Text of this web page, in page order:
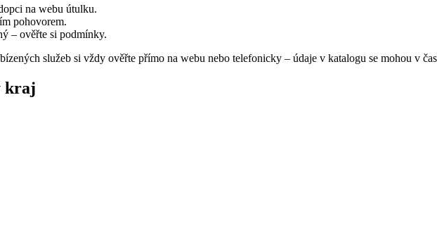
na webu útulku.
pohovorem.
– ověřte si podmínky.
služeb si vždy ověřte přímo na webu nebo telefonicky – údaje v katalogu se mohou v
kraj